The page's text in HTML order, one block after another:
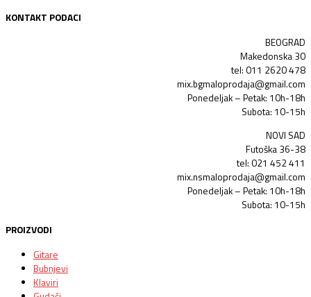
KONTAKT PODACI
BEOGRAD
Makedonska 30
tel: 011 2620 478
mix.bgmaloprodaja@gmail.com
Ponedeljak – Petak: 10h-18h
Subota: 10-15h
NOVI SAD
Futoška 36-38
tel: 021 452 411
mix.nsmaloprodaja@gmail.com
Ponedeljak – Petak: 10h-18h
Subota: 10-15h
PROIZVODI
Gitare
Bubnjevi
Klaviri